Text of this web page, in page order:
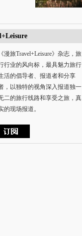
《漫旅Travel+Leisure》杂志，旅
行业的风向标，最具魅力旅行
活的倡导者、报道者和分享
，以独特的视角深入报道独一
二的旅行线路和享受之旅，真
的现场报道。